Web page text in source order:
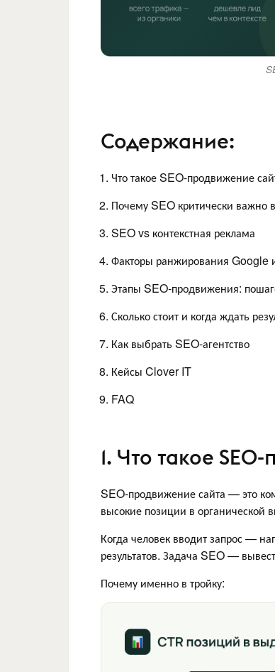
Содержание:
Что такое SEO-продвижение
Почему SEO критически важно
SEO vs контекстная реклама
Факторы ранжирования Google
Этапы SEO-продвижения:
Сколько стоит и когда ждать
Как выбрать SEO-агентство
Кейсы Clover IT
FAQ
1. Что такое
SEO-продвижение сайта — это
высокие позиции в органической
Когда человек вводит запрос —
результатов. Задача SEO —
Почему именно в тройку: